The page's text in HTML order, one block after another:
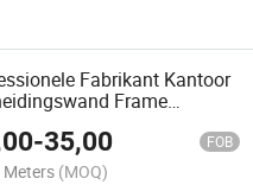
Fabrikant Kantoor
Frame
Geluidsisolerende Glazen
-35,00 FOB
Meters (MOQ)